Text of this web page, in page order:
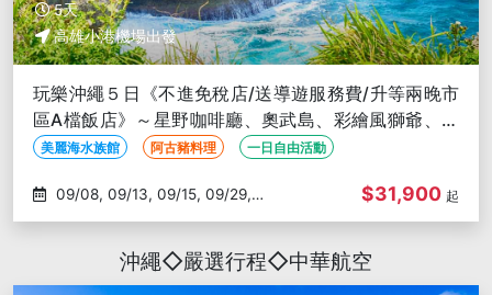
5天
高雄小港機場出發
玩樂沖繩５日《不進免稅店/送導遊服務費/升等兩晚市
區A檔飯店》～星野咖啡廳、奧武島、彩繪風獅爺、美
麗海水族館-高雄出發
美麗海水族館 阿古豬料理 一日自由活動
10/04
$31,900 起
沖繩◇嚴選行程◇中華航空